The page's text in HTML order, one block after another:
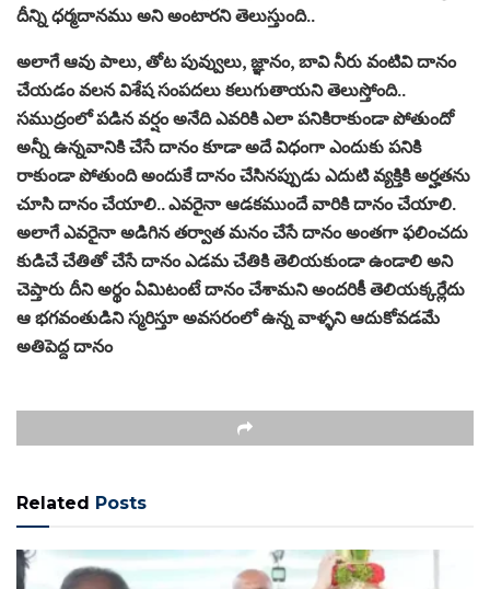
దీన్ని ధర్మదానము అని అంటారని తెలుస్తుంది..
అలాగే ఆవు పాలు, తోట పువ్వులు, జ్ఞానం, బావి నీరు వంటివి దానం
చేయడం వలన విశేష సంపదలు కలుగుతాయని తెలుస్తోంది..
సముద్రంలో పడిన వర్షం అనేది ఎవరికి ఎలా పనికిరాకుండా పోతుందో
అన్నీ ఉన్నవానికి చేసే దానం కూడా అదే విధంగా ఎందుకు పనికి
రాకుండా పోతుంది అందుకే దానం చేసినప్పుడు ఎదుటి వ్యక్తికి అర్హతను
చూసి దానం చేయాలి.. ఎవరైనా ఆడకముందే వారికి దానం చేయాలి.
అలాగే ఎవరైనా అడిగిన తర్వాత మనం చేసే దానం అంతగా ఫలించదు
కుడిచే చేతితో చేసే దానం ఎడమ చేతికి తెలియకుండా ఉండాలి అని
చెప్తారు దీని అర్థం ఏమిటంటే దానం చేశామని అందరికీ తెలియక్కర్లేదు
ఆ భగవంతుడిని స్మరిస్తూ అవసరంలో ఉన్న వాళ్ళని ఆదుకోవడమే
అతిపెద్ద దానం
Related Posts